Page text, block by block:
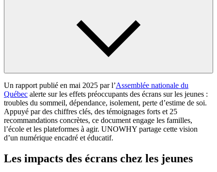
Un rapport publié en mai 2025 par l’Assemblée nationale du
Québec alerte sur les effets préoccupants des écrans sur les jeunes :
troubles du sommeil, dépendance, isolement, perte d’estime de soi.
Appuyé par des chiffres clés, des témoignages forts et 25
recommandations concrètes, ce document engage les familles,
l’école et les plateformes à agir. UNOWHY partage cette vision
d’un numérique encadré et éducatif.
Les impacts des écrans chez les jeunes